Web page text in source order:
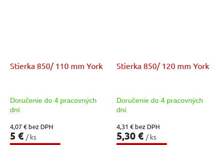
Stierka 850/ 110 mm York
Doručenie do 4 pracovných
dní
4,07 € bez DPH
5 € / ks
Stierka 850/ 120 mm York
Doručenie do 4 pracovných
dní
4,31 € bez DPH
5,30 € / ks